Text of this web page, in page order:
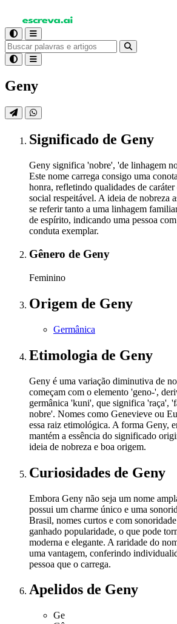
Geny
Significado de Geny
Geny significa 'nobre', 'de linhagem
Este nome carrega consigo uma
honra, refletindo qualidades de
social respeitável. A ideia de nobreza
se referir tanto a uma linhagem
de espírito, indicando uma pessoa
conduta exemplar.
Gênero de Geny
Feminino
Origem de Geny
Germânica
Etimologia de Geny
Geny é uma variação diminutiva de
começam com o elemento 'geno-',
germânica 'kuni', que significa 'raça',
nobre'. Nomes como Genevieve ou
essa raiz etimológica. A forma Geny,
mantém a essência do significado
ideia de nobreza e boa origem.
Curiosidades de Geny
Embora Geny não seja um nome
possui um charme único e uma
Brasil, nomes curtos e com
ganhado popularidade, o que pode
moderna e elegante. A raridade do
uma vantagem, conferindo
pessoa que o carrega.
Apelidos de Geny
Ge